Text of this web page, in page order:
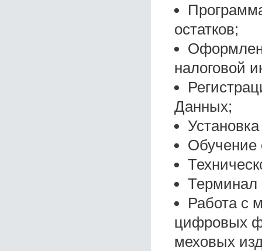
остатков;
налоговой
Данных;
Обучение
Терминал
Работа с
цифровых
меховых